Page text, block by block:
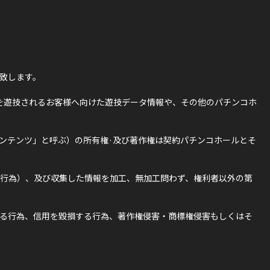
ます。
技されるお客様へ向けた遊技データ情報や、その他のパチンコホ
ンツ」と呼ぶ）の所有権·及び著作権は契約パチンコホールとそ
為）、及び収集した情報を加工、無加工問わず、権利者以外の第
行為、信用を毀損する行為、著作権侵害・商標権侵害もしくはそ